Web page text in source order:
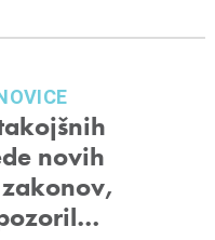
a
l
o
i
n
novih